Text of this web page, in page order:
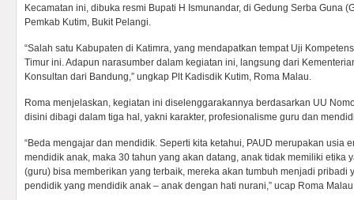
Kecamatan ini, dibuka resmi Bupati H Ismunandar, di Gedung Serba Guna
Pemkab Kutim, Bukit Pelangi.
“Salah satu Kabupaten di Katimra, yang mendapatkan tempat Uji
Timur ini. Adapun narasumber dalam kegiatan ini, langsung dari
Konsultan dari Bandung,” ungkap Plt Kadisdik Kutim, Roma Malau.
Roma menjelaskan, kegiatan ini diselenggarakannya berdasarkan UU
disini dibagi dalam tiga hal, yakni karakter, profesionalisme guru dan
“Beda mengajar dan mendidik. Seperti kita ketahui, PAUD merupakan usia
mendidik anak, maka 30 tahun yang akan datang, anak tidak memiliki etika
(guru) bisa memberikan yang terbaik, mereka akan tumbuh menjadi pribadi
pendidik yang mendidik anak – anak dengan hati nurani,” ucap Roma